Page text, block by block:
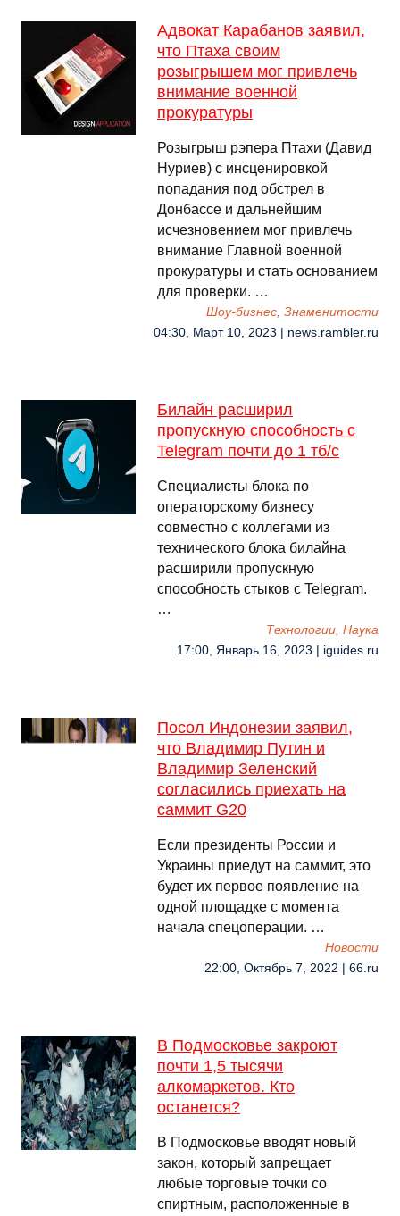
Адвокат Карабанов заявил,
что Птаха своим
розыгрышем мог привлечь
внимание военной
прокуратуры
Розыгрыш рэпера Птахи (Давид
Нуриев) с инсценировкой
попадания под обстрел в
Донбассе и дальнейшим
исчезновением мог привлечь
внимание Главной военной
прокуратуры и стать основанием
для проверки. …
Шоу-бизнес, Знаменитости
04:30, Март 10, 2023 | news.rambler.ru
Билайн расширил
пропускную способность с
Telegram почти до 1 тб/с
Специалисты блока по
операторскому бизнесу
совместно с коллегами из
технического блока билайна
расширили пропускную
способность стыков с Telegram.
…
Технологии, Наука
17:00, Январь 16, 2023 | iguides.ru
Посол Индонезии заявил,
что Владимир Путин и
Владимир Зеленский
согласились приехать на
саммит G20
Если президенты России и
Украины приедут на саммит, это
будет их первое появление на
одной площадке с момента
начала спецоперации. …
Новости
22:00, Октябрь 7, 2022 | 66.ru
В Подмосковье закроют
почти 1,5 тысячи
алкомаркетов. Кто
останется?
В Подмосковье вводят новый
закон, который запрещает
любые торговые точки со
спиртным, расположенные в